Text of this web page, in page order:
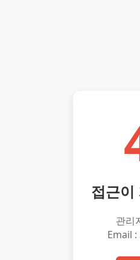
접근이
관리
Email